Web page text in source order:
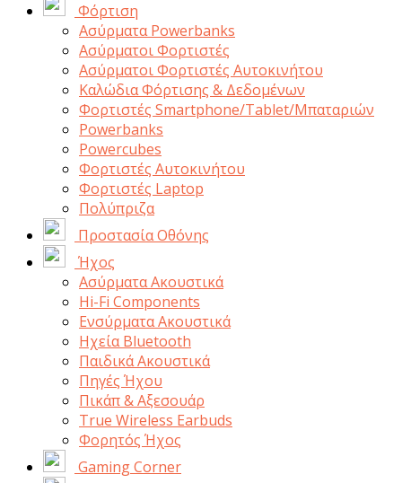
Φόρτιση
Ασύρματα Powerbanks
Aσύρματοι Φορτιστές
Ασύρματοι Φορτιστές Αυτοκινήτου
Καλώδια Φόρτισης & Δεδομένων
Φορτιστές Smartphone/Tablet/Μπαταριών
Powerbanks
Powercubes
Φορτιστές Αυτοκινήτου
Φορτιστές Laptop
Πολύπριζα
Προστασία Οθόνης
Ήχος
Ασύρματα Ακουστικά
Hi-Fi Components
Ενσύρματα Ακουστικά
Ηχεία Bluetooth
Παιδικά Ακουστικά
Πηγές Ήχου
Πικάπ & Αξεσουάρ
Τrue Wireless Earbuds
Φορητός Ήχος
Gaming Corner